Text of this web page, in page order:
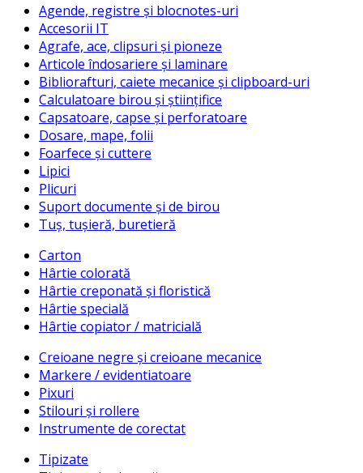
Agende, registre și blocnotes-uri
Accesorii IT
Agrafe, ace, clipsuri și pioneze
Articole îndosariere și laminare
Bibliorafturi, caiete mecanice și clipboard-uri
Calculatoare birou și științifice
Capsatoare, capse și perforatoare
Dosare, mape, folii
Foarfece și cuttere
Lipici
Plicuri
Suport documente și de birou
Tuș, tușieră, buretieră
Carton
Hârtie colorată
Hârtie creponată și floristică
Hârtie specială
Hârtie copiator / matricială
Creioane negre și creioane mecanice
Markere / evidentiatoare
Pixuri
Stilouri și rollere
Instrumente de corectat
Tipizate